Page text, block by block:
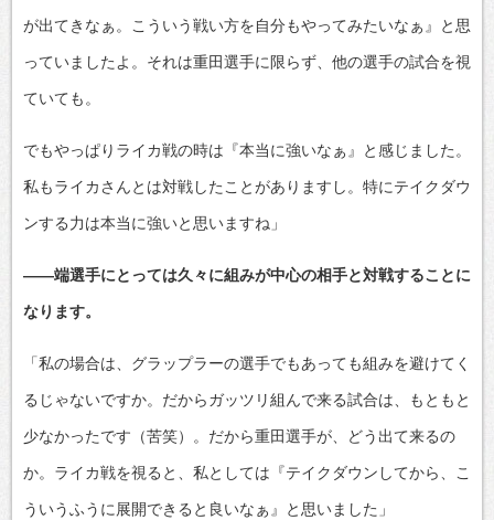
が出てきなぁ。こういう戦い方を自分もやってみたいなぁ』と思
っていましたよ。それは重田選手に限らず、他の選手の試合を視
ていても。
でもやっぱりライカ戦の時は『本当に強いなぁ』と感じました。
私もライカさんとは対戦したことがありますし。特にテイクダウ
ンする力は本当に強いと思いますね」
――端選手にとっては久々に組みが中心の相手と対戦することに
なります。
「私の場合は、グラップラーの選手でもあっても組みを避けてく
るじゃないですか。だからガッツリ組んで来る試合は、もともと
少なかったです（苦笑）。だから重田選手が、どう出て来るの
か。ライカ戦を視ると、私としては『テイクダウンしてから、こ
ういうふうに展開できると良いなぁ』と思いました」